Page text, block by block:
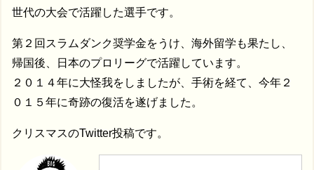
世代の大会で活躍した選手です。
第２回スラムダンク奨学金をうけ、海外留学も果たし、
帰国後、日本のプロリーグで活躍しています。
２０１４年に大怪我をしましたが、手術を経て、今年２
０１５年に奇跡の復活を遂げました。
クリスマスのTwitter投稿です。